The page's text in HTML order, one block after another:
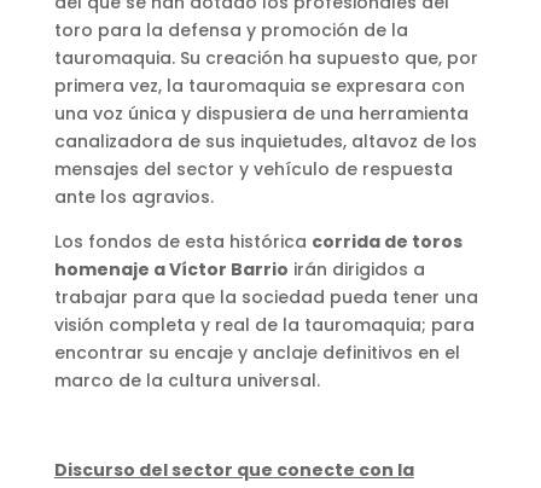
toro para la defensa y promoción de la
tauromaquia. Su creación ha supuesto que, por
primera vez, la tauromaquia se expresara con
una voz única y dispusiera de una herramienta
canalizadora de sus inquietudes, altavoz de los
mensajes del sector y vehículo de respuesta
ante los agravios.
Los fondos de esta histórica corrida de toros
homenaje a Víctor Barrio irán dirigidos a
trabajar para que la sociedad pueda tener una
visión completa y real de la tauromaquia; para
encontrar su encaje y anclaje definitivos en el
marco de la cultura universal.
Discurso del sector que conecte con la